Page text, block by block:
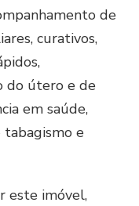
de
curativos,
do útero e de
em saúde,
e
este imóvel,